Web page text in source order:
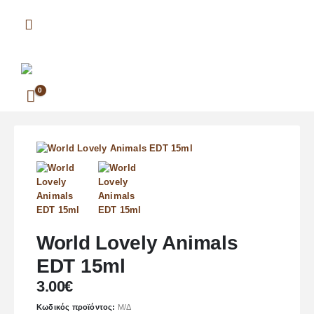
0
World Lovely Animals
EDT 15ml
3.00€
Κωδικός προϊόντος: Μ/Δ